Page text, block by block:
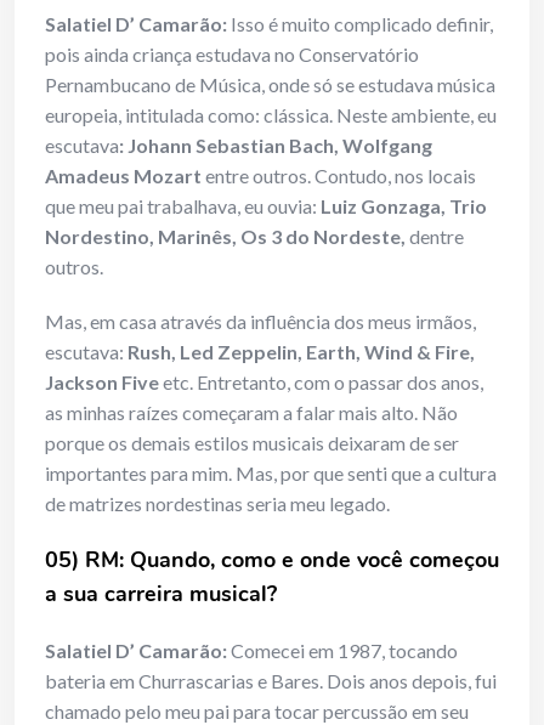
Salatiel D’ Camarão: Isso é muito complicado definir,
pois ainda criança estudava no Conservatório
Pernambucano de Música, onde só se estudava música
europeia, intitulada como: clássica. Neste ambiente, eu
escutava: Johann Sebastian Bach, Wolfgang
Amadeus Mozart entre outros. Contudo, nos locais
que meu pai trabalhava, eu ouvia: Luiz Gonzaga, Trio
Nordestino, Marinês, Os 3 do Nordeste, dentre
outros.
Mas, em casa através da influência dos meus irmãos,
escutava: Rush, Led Zeppelin, Earth, Wind & Fire,
Jackson Fiveetc. Entretanto, com o passar dos anos,
as minhas raízes começaram a falar mais alto. Não
porque os demais estilos musicais deixaram de ser
importantes para mim. Mas, por que senti que a cultura
de matrizes nordestinas seria meu legado.
05) RM: Quando, como e onde você começou
a sua carreira musical?
Salatiel D’ Camarão:Comecei em 1987, tocando
bateria em Churrascarias e Bares. Dois anos depois, fui
chamado pelo meu pai para tocar percussão em seu